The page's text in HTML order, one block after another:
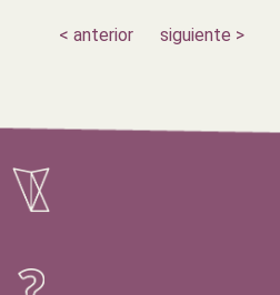
< anterior siguiente >